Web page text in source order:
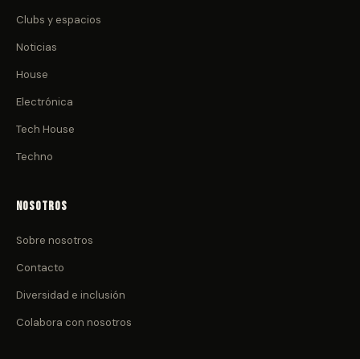
Clubs y espacios
Noticias
House
Electrónica
Tech House
Techno
Nosotros
Sobre nosotros
Contacto
Diversidad e inclusión
Colabora con nosotros